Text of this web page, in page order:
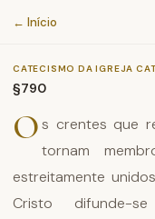
Catecismo
← Início
CATECISMO DA IGREJA
§790
Os crentes que
tornam
estreitamente
Cristo difunde-